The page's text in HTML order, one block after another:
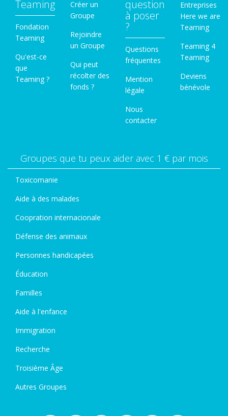
Teaming
Fondation
Teaming
Qu'est-ce
que
Teaming ?
Créer un
Groupe
Rejoindre
un Groupe
Qui peut
récolter des
fonds ?
question
à poser
?
Questions
fréquentes
Mention
légale
Nous
contacter
Entreprises
Here we are
Teaming
Teaming 4
Teaming
Deviens
bénévole
Groupes que tu peux aider avec 1 € par mois
Toxicomanie
Aide à des malades
Coopration internacionale
Défense des animaux
Personnes handicapées
Éducation
Familles
Aide à l'enfance
Immigration
Recherche
Troisième Âge
Autres Groupes